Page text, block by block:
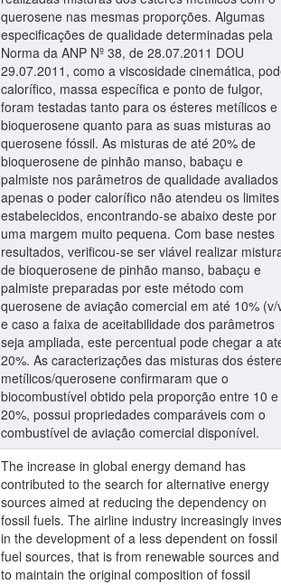
querosene nas mesmas proporções. Algumas
especificações de qualidade determinadas pela
Norma da ANP Nº 38, de 28.07.2011 DOU
29.07.2011, como a viscosidade cinemática,
calorífico, massa específica e ponto de fulgor,
foram testadas tanto para os ésteres metílicos e
bioquerosene quanto para as suas misturas ao
querosene fóssil. As misturas de até 20% de
bioquerosene de pinhão manso, babaçu e
palmiste nos parâmetros de qualidade avaliados
apenas o poder calorífico não atendeu os limites
estabelecidos, encontrando-se abaixo deste por
uma margem muito pequena. Com base nestes
resultados, verificou-se ser viável realizar
de bioquerosene de pinhão manso, babaçu e
palmiste preparadas por este método com
querosene de aviação comercial em até 10% (v/
e caso a faixa de aceitabilidade dos parâmetros
seja ampliada, este percentual pode chegar a
20%. As caracterizações das misturas dos
metílicos/querosene confirmaram que o
biocombustível obtido pela proporção entre 10 e
20%, possui propriedades comparáveis com o
combustível de aviação comercial disponível.
The increase in global energy demand has
contributed to the search for alternative energy
sources aimed at reducing the dependency on
fossil fuels. The airline industry increasingly
in the development of a less dependent on fossil
fuel sources, that is from renewable sources and
to maintain the original composition of fossil